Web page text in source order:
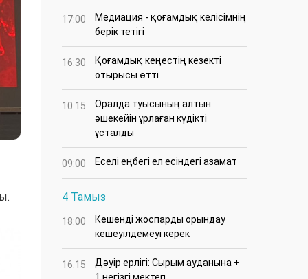
17:00
Медиация - қоғамдық келісімнің
берік тетігі
16:30
Қоғамдық кеңестің кезекті
отырысы өтті
10:15
Оралда туысының алтын
әшекейін ұрлаған күдікті
ұсталды
09:00 Еселі еңбегі ел есіндегі азамат
4 Тамыз
18:00
Кешенді жоспарды орындау
кешеуілдемеуі керек
16:15
Дәуір ерлігі: Сырым ауданына +